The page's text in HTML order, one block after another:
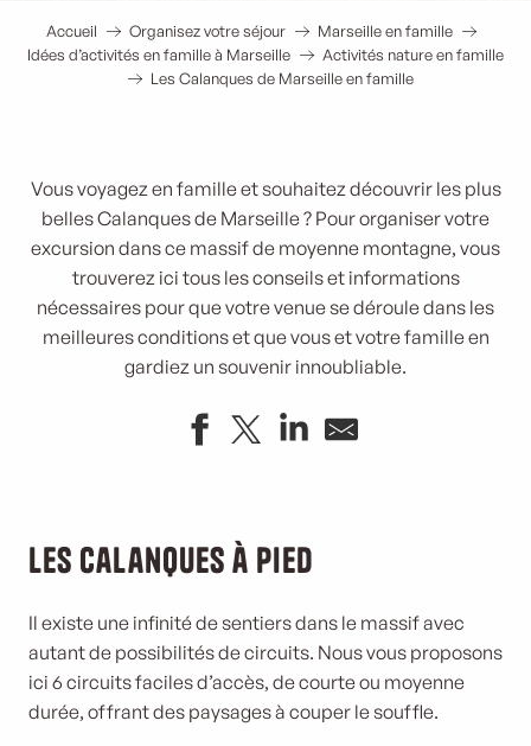
Accueil Organisez votre séjour
Marseille en famille
Idées d’activités en famille à Marseille
Activités nature en famille
Les Calanques de Marseille en famille
Vous voyagez en famille et souhaitez découvrir les plus
belles Calanques de Marseille ? Pour organiser votre
excursion dans ce massif de moyenne montagne, vous
trouverez ici tous les conseils et informations
nécessaires pour que votre venue se déroule dans les
meilleures conditions et que vous et votre famille en
gardiez un souvenir innoubliable.
Les Calanques à pied
Il existe une infinité de sentiers dans le massif avec
autant de possibilités de circuits. Nous vous proposons
ici 6 circuits faciles d’accès, de courte ou moyenne
durée, offrant des paysages à couper le souffle.